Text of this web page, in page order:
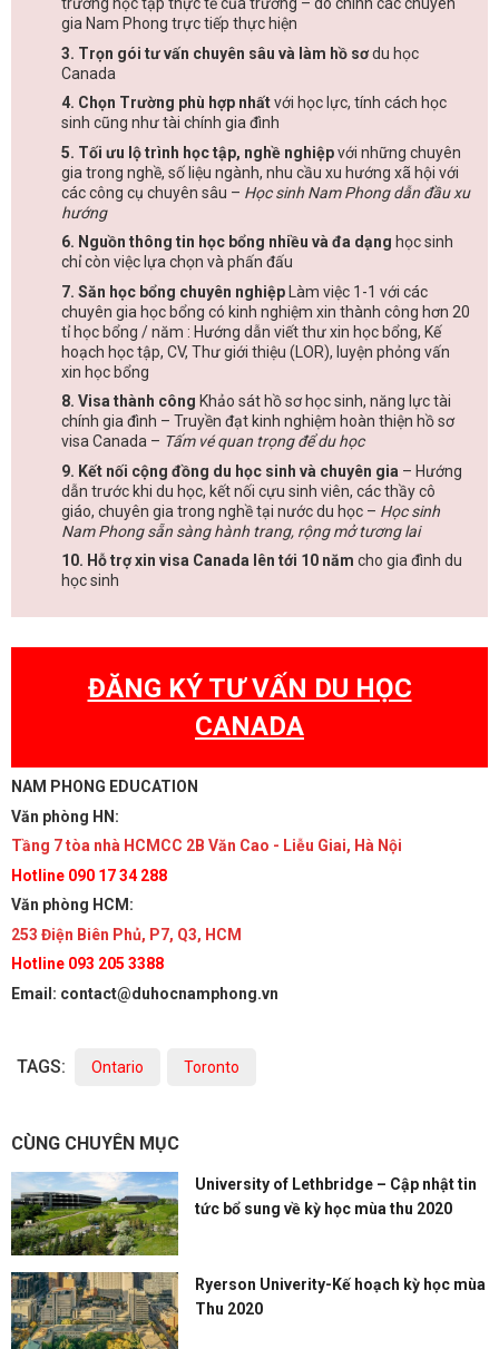
trường học tập thực tế của trường – do chính các chuyên
gia Nam Phong trực tiếp thực hiện
3. Trọn gói tư vấn chuyên sâu và làm hồ sơdu học
Canada
4. Chọn Trường phù hợp nhấtvới học lực, tính cách học
sinh cũng như tài chính gia đình
5. Tối ưu lộ trình học tập, nghề nghiệpvới những chuyên
gia trong nghề, số liệu ngành, nhu cầu xu hướng xã hội với
các công cụ chuyên sâu – Học sinh Nam Phong dẫn đầu xu
hướng
6. Nguồn thông tin học bổng nhiều và đa dạng học sinh
chỉ còn việc lựa chọn và phấn đấu
7. Săn học bổng chuyên nghiệp Làm việc 1-1 với các
chuyên gia học bổng có kinh nghiệm xin thành công hơn 20
tỉ học bổng / năm : Hướng dẫn viết thư xin học bổng, Kế
hoạch học tập, CV, Thư giới thiệu (LOR), luyện phỏng vấn
xin học bổng
8. Visa thành công Khảo sát hồ sơ học sinh, năng lực tài
chính gia đình – Truyền đạt kinh nghiệm hoàn thiện hồ sơ
visa Canada – Tấm vé quan trọng để du học
9. Kết nối cộng đồng du học sinh và chuyên gia – Hướng
dẫn trước khi du học, kết nối cựu sinh viên, các thầy cô
giáo, chuyên gia trong nghề tại nước du học – Học sinh
Nam Phong sẵn sàng hành trang, rộng mở tương lai
10. Hỗ trợ xin visa Canada lên tới 10 năm cho gia đình du
học sinh
ĐĂNG KÝ TƯ VẤN DU HỌC
CANADA
NAM PHONG EDUCATION
Văn phòng HN:
Tầng 7 tòa nhà HCMCC 2B Văn Cao - Liễu Giai, Hà Nội
Hotline 090 17 34 288
Văn phòng HCM:
253 Điện Biên Phủ, P7, Q3, HCM
Hotline 093 205 3388
Email: contact@duhocnamphong.vn
TAGS: Ontario Toronto
CÙNG CHUYÊN MỤC
University of Lethbridge – Cập nhật tin
tức bổ sung về kỳ học mùa thu 2020
Ryerson Univerity-Kế hoạch kỳ học mùa
Thu 2020